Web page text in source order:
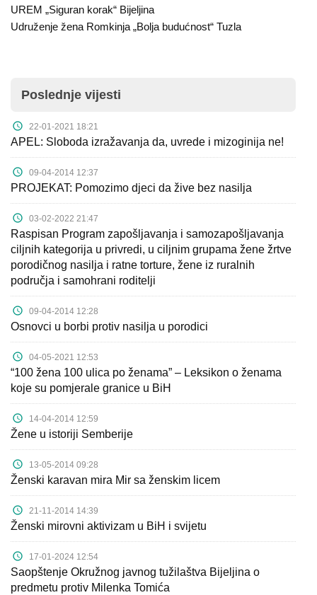
UREM „Siguran korak“ Bijeljina
Udruženje žena Romkinja „Bolja budućnost“ Tuzla
Poslednje vijesti
22-01-2021 18:21
APEL: Sloboda izražavanja da, uvrede i mizoginija ne!
09-04-2014 12:37
PROJEKAT: Pomozimo djeci da žive bez nasilja
03-02-2022 21:47
Raspisan Program zapošljavanja i samozapošljavanja
ciljnih kategorija u privredi, u ciljnim grupama žene žrtve
porodičnog nasilja i ratne torture, žene iz ruralnih
područja i samohrani roditelji
09-04-2014 12:28
Osnovci u borbi protiv nasilja u porodici
04-05-2021 12:53
“100 žena 100 ulica po ženama” – Leksikon o ženama
koje su pomjerale granice u BiH
14-04-2014 12:59
Žene u istoriji Semberije
13-05-2014 09:28
Ženski karavan mira Mir sa ženskim licem
21-11-2014 14:39
Ženski mirovni aktivizam u BiH i svijetu
17-01-2024 12:54
Saopštenje Okružnog javnog tužilaštva Bijeljina o
predmetu protiv Milenka Tomića